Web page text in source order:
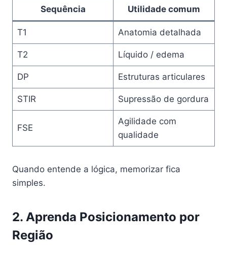
Sequência Utilidade comum
T1 Anatomia detalhada
T2 Líquido / edema
DP Estruturas articulares
STIR Supressão de gordura
FSE
Agilidade com
qualidade
Quando entende a lógica, memorizar fica
simples.
2. Aprenda Posicionamento por
Região